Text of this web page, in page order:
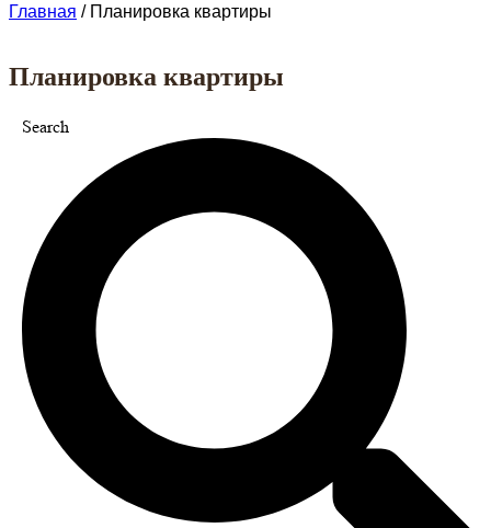
Главная / Планировка квартиры
Планировка квартиры
Search